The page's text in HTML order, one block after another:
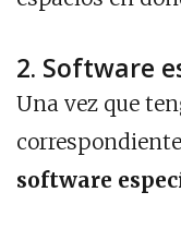
2. Software
Una vez que
software